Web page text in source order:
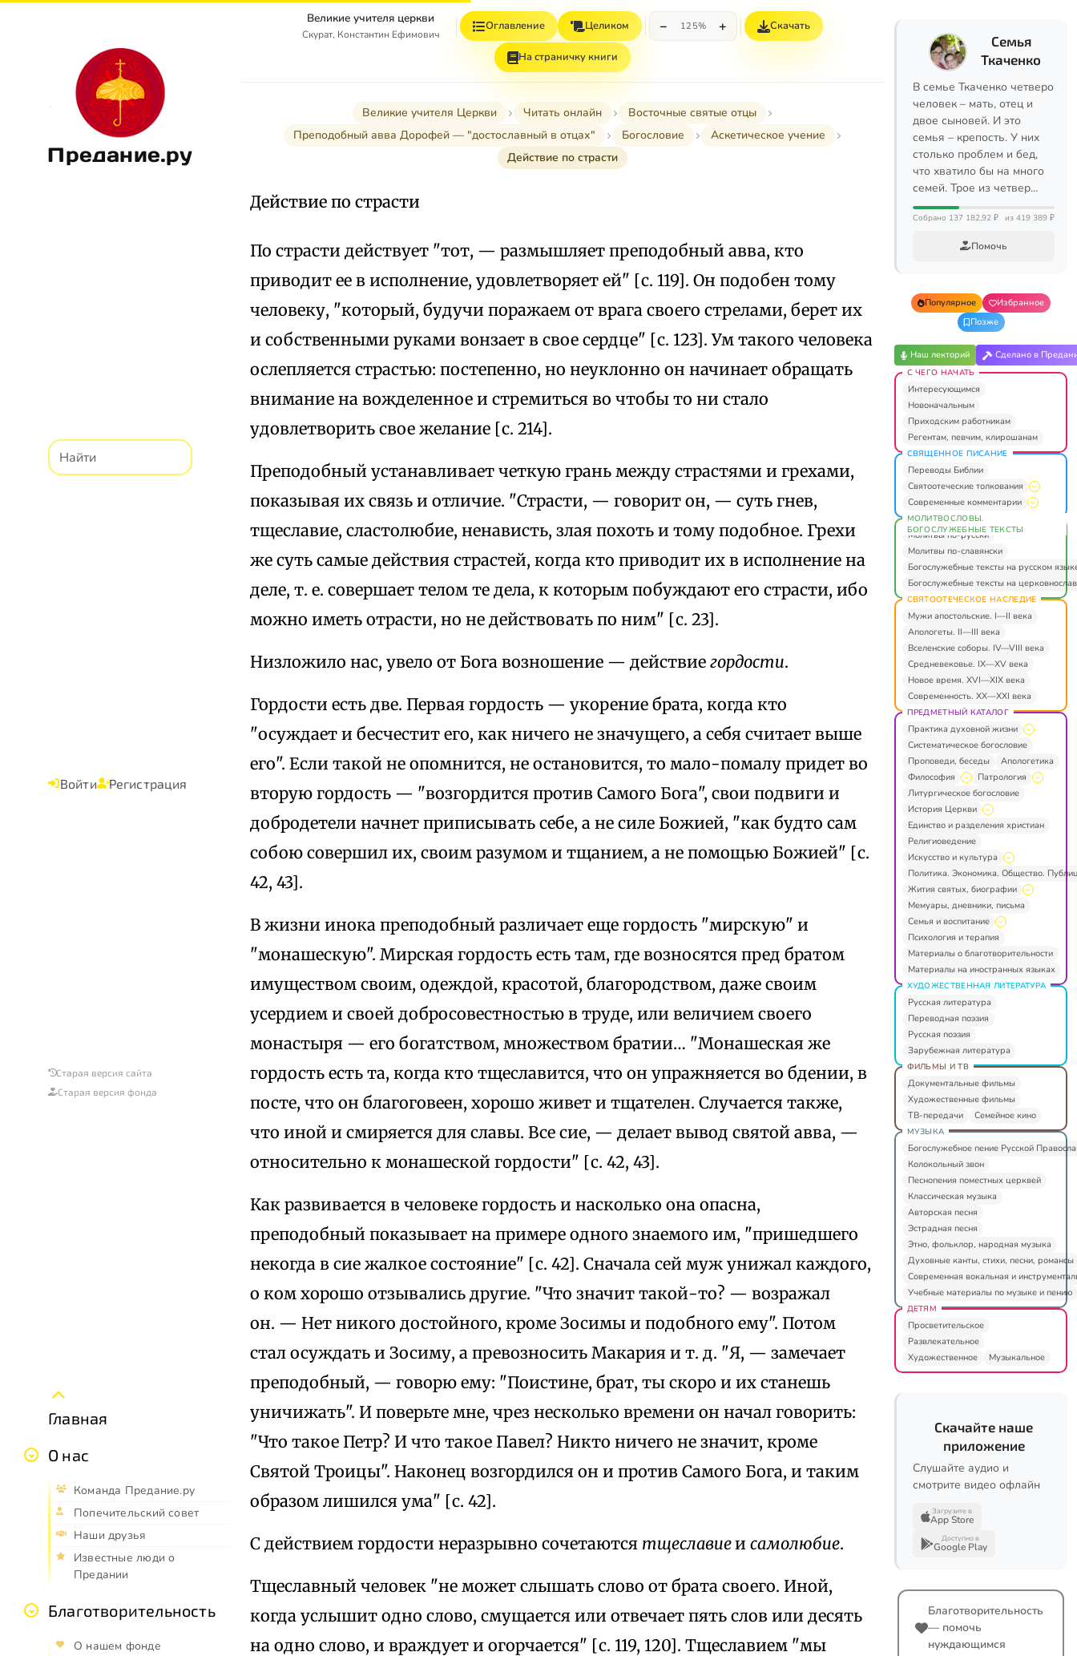
Предание.ру
Войти Регистрация
Старая версия сайта
Старая версия фонда
Главная
О нас
Команда Предание.ру
Попечительский совет
Наши друзья
Известные люди о
Предании
Благотворительность
О нашем фонде
Великие учителя церкви
Скурат, Константин Ефимович
Оглавление Целиком − 125% + Скачать
На страничку книги
Великие учителя Церкви Читать онлайн
Восточные святые отцы
Преподобный авва Дорофей — "достославный в отцах"
Богословие
Аскетическое учение
Действие по страсти
Действие по страсти
По страсти действует "тот, — размышляет преподобный авва, кто
приводит ее в исполнение, удовлетворяет ей" [с. 119]. Он подобен тому
человеку, "который, будучи поражаем от врага своего стрелами, берет их
и собственными руками вонзает в свое сердце" [с. 123]. Ум такого человека
ослепляется страстью: постепенно, но неуклонно он начинает обращать
внимание на вожделенное и стремиться во чтобы то ни стало
удовлетворить свое желание [с. 214].
Преподобный устанавливает четкую грань между страстями и грехами,
показывая их связь и отличие. "Страсти, — говорит он, — суть гнев,
тщеславие, сластолюбие, ненависть, злая похоть и тому подобное. Грехи
же суть самые действия страстей, когда кто приводит их в исполнение на
деле, т. е. совершает телом те дела, к которым побуждают его страсти, ибо
можно иметь отрасти, но не действовать по ним" [с. 23].
Низложило нас, увело от Бога возношение — действие гордости.
Гордости есть две. Первая гордость — укорение брата, когда кто
"осуждает и бесчестит его, как ничего не значущего, а себя считает выше
его". Если такой не опомнится, не остановится, то мало-помалу придет во
вторую гордость — "возгордится против Самого Бога", свои подвиги и
добродетели начнет приписывать себе, а не силе Божией, "как будто сам
собою совершил их, своим разумом и тщанием, а не помощью Божией" [с.
42, 43].
В жизни инока преподобный различает еще гордость "мирскую" и
"монашескую". Мирская гордость есть там, где возносятся пред братом
имуществом своим, одеждой, красотой, благородством, даже своим
усердием и своей добросовестностью в труде, или величием своего
монастыря — его богатством, множеством братии… "Монашеская же
гордость есть та, когда кто тщеславится, что он упражняется во бдении, в
посте, что он благоговеен, хорошо живет и тщателен. Случается также,
что иной и смиряется для славы. Все сие, — делает вывод святой авва, —
относительно к монашеской гордости" [с. 42, 43].
Как развивается в человеке гордость и насколько она опасна,
преподобный показывает на примере одного знаемого им, "пришедшего
некогда в сие жалкое состояние" [с. 42]. Сначала сей муж унижал каждого,
о ком хорошо отзывались другие. "Что значит такой-то? — возражал
он. — Нет никого достойного, кроме Зосимы и подобного ему". Потом
стал осуждать и Зосиму, а превозносить Макария и т. д. "Я, — замечает
преподобный, — говорю ему: "Поистине, брат, ты скоро и их станешь
уничижать". И поверьте мне, чрез несколько времени он начал говорить:
"Что такое Петр? И что такое Павел? Никто ничего не значит, кроме
Святой Троицы". Наконец возгордился он и против Самого Бога, и таким
образом лишился ума" [с. 42].
С действием гордости неразрывно сочетаются тщеславиеи самолюбие.
Тщеславный человек "не может слышать слово от брата своего. Иной,
когда услышит одно слово, смущается или отвечает пять слов или десять
на одно слово, и враждует и огорчается" [с. 119, 120]. Тщеславием "мы
Семья
Ткаченко
В семье Ткаченко четверо
человек – мать, отец и
двое сыновей. И это
семья – крепость. У них
столько проблем и бед,
что хватило бы на много
семей. Трое из четвер…
Собрано 137 182,92 ₽ из 419 389 ₽
Помочь
Популярное
Избранное
Позже
Наш лекторий Сделано в
С ЧЕГО НАЧАТЬ
Интересующимся
Новоначальным
Приходским работникам
Регентам, певчим, клирошанам
СВЯЩЕННОЕ ПИСАНИЕ
Переводы Библии
Святоотеческие толкования
Современные комментарии
МОЛИТВОСЛОВЫ.
БОГОСЛУЖЕБНЫЕ ТЕКСТЫ
Молитвы по-русски
Молитвы по-славянски
Богослужебные тексты на русском
Богослужебные тексты на
СВЯТООТЕЧЕСКОЕ НАСЛЕДИЕ
Мужи апостольские. I—II века
Апологеты. II—III века
Вселенские соборы. IV—VIII века
Средневековье. IX—XV века
Новое время. XVI—XIX века
Современность. XX—XXI века
ПРЕДМЕТНЫЙ КАТАЛОГ
Практика духовной жизни
Систематическое богословие
Проповеди, беседы
Апологетика
Философия
Патрология
Литургическое богословие
История Церкви
Единство и разделения христиан
Религиоведение
Искусство и культура
Политика. Экономика. Общество.
Жития святых, биографии
Мемуары, дневники, письма
Семья и воспитание
Психология и терапия
Материалы о благотворительности
Материалы на иностранных языках
ХУДОЖЕСТВЕННАЯ ЛИТЕРАТУРА
Русская литература
Переводная поэзия
Русская поэзия
Зарубежная литература
ФИЛЬМЫ И ТВ
Документальные фильмы
Художественные фильмы
ТВ-передачи
Семейное кино
МУЗЫКА
Богослужебное пение Русской
Колокольный звон
Песнопения поместных церквей
Классическая музыка
Авторская песня
Эстрадная песня
Этно, фольклор, народная музыка
Духовные канты, стихи, песни, романсы
Современная вокальная и
Учебные материалы по музыке и пению
ДЕТЯМ
Просветительское
Развлекательное
Художественное
Музыкальное
Скачайте наше
приложение
Слушайте аудио и
смотрите видео офлайн
Загрузите в
App Store
Доступно в
Google Play
Благотворительность
— помочь
нуждающимся